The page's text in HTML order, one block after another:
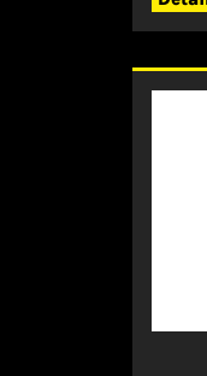
Laser
auf
zeigst